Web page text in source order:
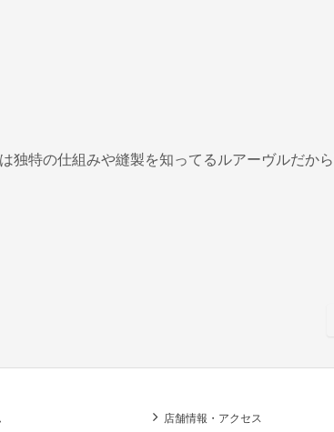
独特の仕組みや縫製を知ってるルアーヴルだか
店舗情報・アクセス